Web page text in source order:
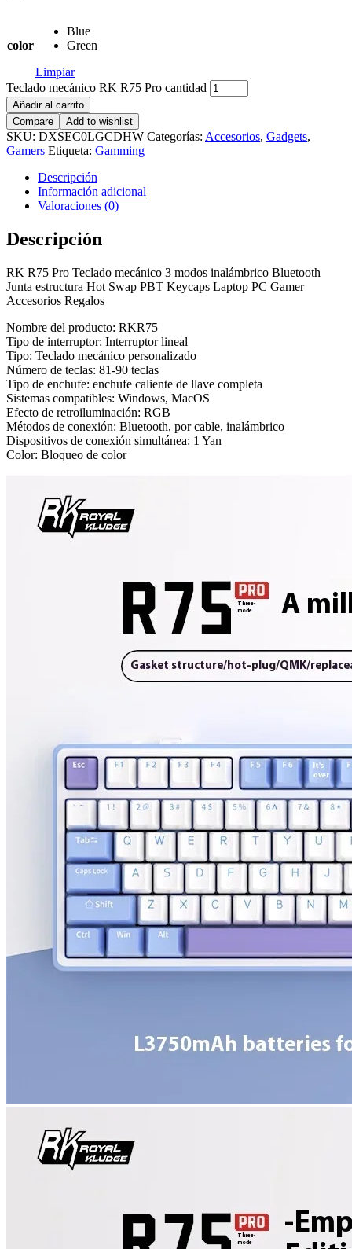
color
Blue
Green
Limpiar
Teclado mecánico RK R75 Pro cantidad
Añadir al carrito
Compare
Add to wishlist
SKU: DXSEC0LGCDHW Categorías: Accesorios, Gadgets,
Gamers Etiqueta: Gamming
Descripción
Información adicional
Valoraciones (0)
Descripción
RK R75 Pro Teclado mecánico 3 modos inalámbrico Bluetooth
Junta estructura Hot Swap PBT Keycaps Laptop PC Gamer
Accesorios Regalos
Nombre del producto: RKR75
Tipo de interruptor: Interruptor lineal
Tipo: Teclado mecánico personalizado
Número de teclas: 81-90 teclas
Tipo de enchufe: enchufe caliente de llave completa
Sistemas compatibles: Windows, MacOS
Efecto de retroiluminación: RGB
Métodos de conexión: Bluetooth, por cable, inalámbrico
Dispositivos de conexión simultánea: 1 Yan
Color: Bloqueo de color